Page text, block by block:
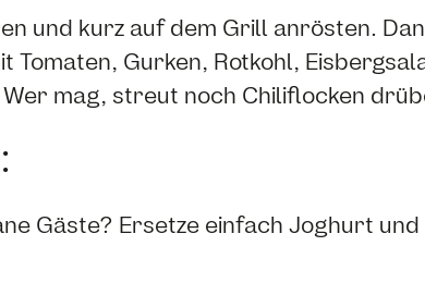
und kurz auf dem Grill anrösten.
Tomaten, Gurken, Rotkohl,
mag, streut noch Chiliflocken
Gäste? Ersetze einfach Joghurt